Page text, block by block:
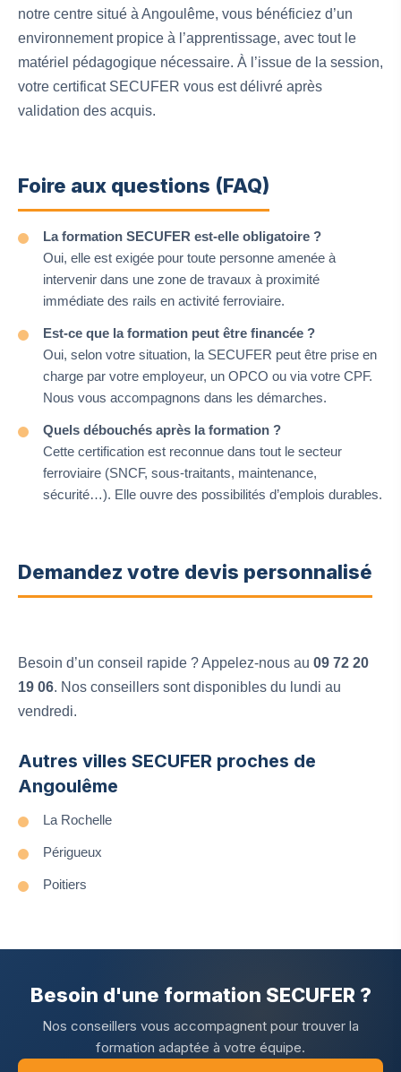
notre centre situé à Angoulême, vous bénéficiez d’un
environnement propice à l’apprentissage, avec tout le
matériel pédagogique nécessaire. À l’issue de la session,
votre certificat SECUFER vous est délivré après
validation des acquis.
Foire aux questions (FAQ)
La formation SECUFER est-elle obligatoire ?
Oui, elle est exigée pour toute personne amenée à
intervenir dans une zone de travaux à proximité
immédiate des rails en activité ferroviaire.
Est-ce que la formation peut être financée ?
Oui, selon votre situation, la SECUFER peut être prise en
charge par votre employeur, un OPCO ou via votre CPF.
Nous vous accompagnons dans les démarches.
Quels débouchés après la formation ?
Cette certification est reconnue dans tout le secteur
ferroviaire (SNCF, sous-traitants, maintenance,
sécurité…). Elle ouvre des possibilités d’emplois durables.
Demandez votre devis personnalisé
Besoin d’un conseil rapide ? Appelez-nous au 09 72 20
19 06. Nos conseillers sont disponibles du lundi au
vendredi.
Autres villes SECUFER proches de
Angoulême
La Rochelle
Périgueux
Poitiers
Besoin d'une formation SECUFER ?
Nos conseillers vous accompagnent pour trouver la
formation adaptée à votre équipe.